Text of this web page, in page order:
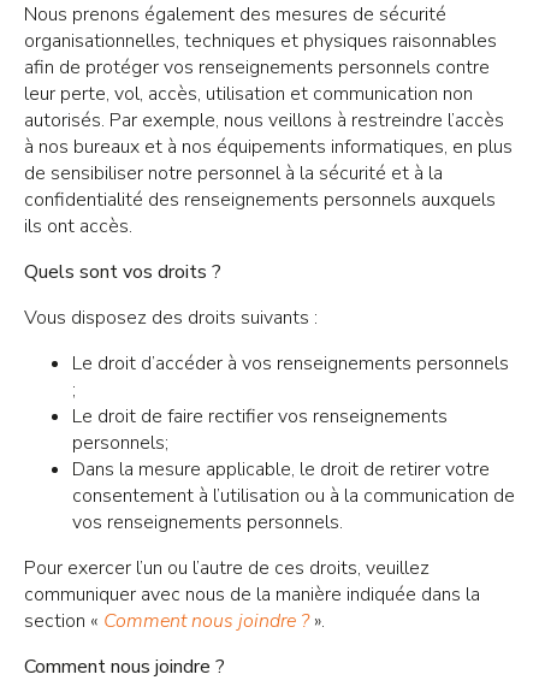
Nous prenons également des mesures de sécurité
organisationnelles, techniques et physiques raisonnables
afin de protéger vos renseignements personnels contre
leur perte, vol, accès, utilisation et communication non
autorisés. Par exemple, nous veillons à restreindre l’accès
à nos bureaux et à nos équipements informatiques, en plus
de sensibiliser notre personnel à la sécurité et à la
confidentialité des renseignements personnels auxquels
ils ont accès.
Quels sont vos droits ?
Vous disposez des droits suivants :
Le droit d’accéder à vos renseignements personnels
;
Le droit de faire rectifier vos renseignements
personnels;
Dans la mesure applicable, le droit de retirer votre
consentement à l’utilisation ou à la communication de
vos renseignements personnels.
Pour exercer l’un ou l’autre de ces droits, veuillez
communiquer avec nous de la manière indiquée dans la
section « Comment nous joindre ?».
Comment nous joindre ?